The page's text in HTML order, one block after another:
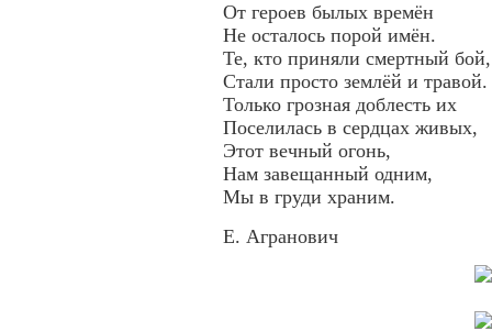
От героев былых времён
Не осталось порой имён.
Те, кто приняли смертный бой,
Стали просто землёй и травой.
Только грозная доблесть их
Поселилась в сердцах живых,
Этот вечный огонь,
Нам завещанный одним,
Мы в груди храним.
Е. Агранович